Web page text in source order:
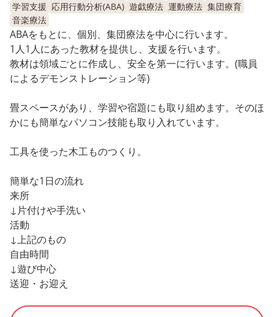
学習支援 応用行動分析(ABA) 遊戯療法 運動療法 集団療育
音楽療法
ABAをもとに、個別、集団療法を中心に行います。
1人1人にあった教材を提供し、支援を行います。
教材は領域ごとに作成し、安全を第一に行います。(職員
によるデモンストレーション等)
畳スペースがあり、学習や宿題にも取り組めます。そのほ
かにも簡単なパソコン技能も取り入れています。
工具を使った木工ものつくり。
簡単な1日の流れ
来所
↓片付けや手洗い
活動
↓上記のもの
自由時間
↓遊び中心
送迎・お迎え